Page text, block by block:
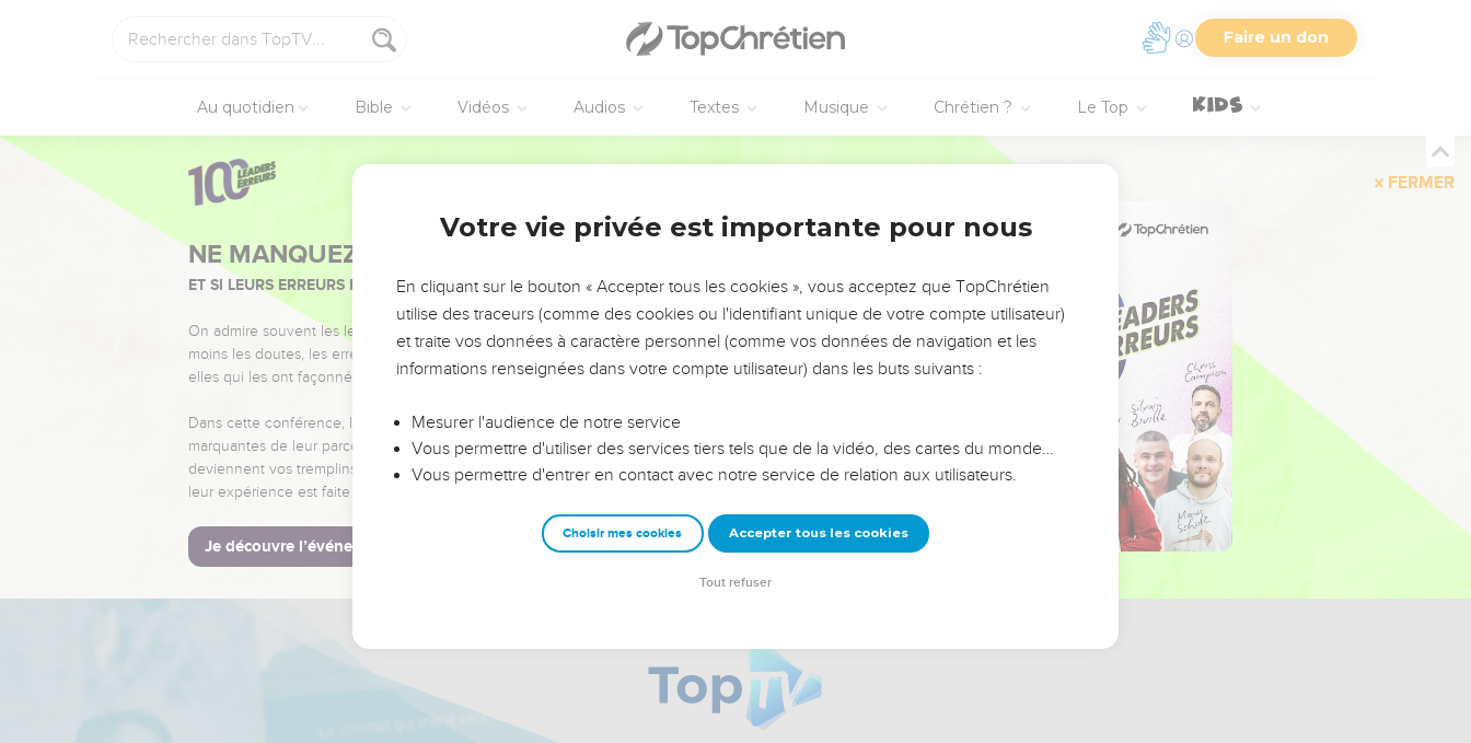
Faire un don
Au quotidien Bible Vidéos Audios Textes Musique Chrétien ? Le Top
FERMER
NE MANQUEZ PAS L’ÉVÉNEMENT DE L’ANNÉE !
ET SI LEURS ERREURS POUVAIENT VOUS ÉVITER LES VOTRES ?
On admire souvent les leaders pour leurs réussites, leur impact, leur foi ou leur vision. Mais on voit
moins les doutes, les erreurs et les saisons difficiles qu'ils ont traversés, alors même que ce sont
elles qui les ont façonnés.
Dans cette conférence, leaders, entrepreneurs, et responsables reviennent sur les erreurs
marquantes de leur parcours et les clés pour avancer avec plus de sagesse afin que leurs erreurs
deviennent vos tremplins. Que vous guidiez un ministère, une équipe, un groupe ou une famille,
leur expérience est faite pour vous.
Je découvre l’événement
Votre vie privée est importante pour nous
En cliquant sur le bouton « Accepter tous les cookies », vous acceptez que TopChrétien
utilise des traceurs (comme des cookies ou l'identifiant unique de votre compte utilisateur)
et traite vos données à caractère personnel (comme vos données de navigation et les
informations renseignées dans votre compte utilisateur) dans les buts suivants :
Mesurer l'audience de notre service
Vous permettre d'utiliser des services tiers tels que de la vidéo, des cartes du monde…
Vous permettre d'entrer en contact avec notre service de relation aux utilisateurs.
Choisir mes cookies Accepter tous les cookies
Tout refuser